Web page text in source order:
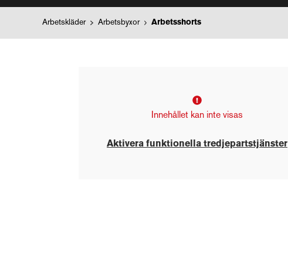
Arbetskläder Arbetsbyxor Arbetsshorts
Innehållet kan inte visas
Aktivera funktionella tredjepartstjänster